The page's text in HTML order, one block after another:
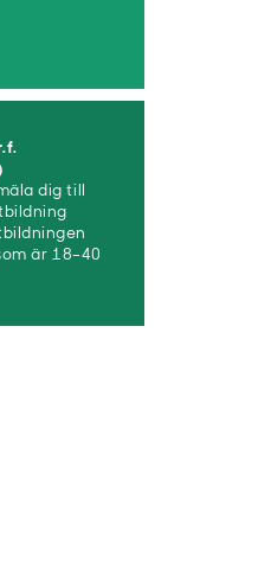
dig till
är 18–40